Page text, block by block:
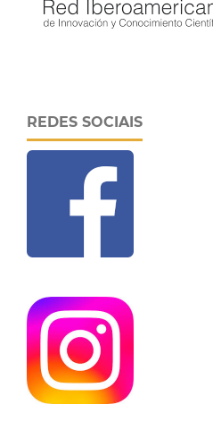
REDES SOCIAIS